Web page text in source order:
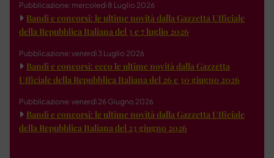
Pubblicazione: mercoledì 8 Luglio 2026
Bandi e concorsi: le ultime novità dalla Gazzetta Ufficiale
della Repubblica Italiana del 3 e 7 luglio 2026
Pubblicazione: venerdì 3 Luglio 2026
Bandi e concorsi: ecco le ultime novità dalla Gazzetta
Ufficiale della Repubblica Italiana del 26 e 30 giugno 2026
Pubblicazione: venerdì 26 Giugno 2026
Bandi e concorsi: le ultime novità dalla Gazzetta Ufficiale
della Repubblica Italiana del 23 giugno 2026